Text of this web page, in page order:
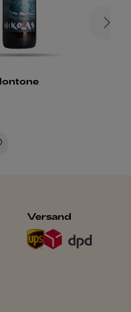
Versand